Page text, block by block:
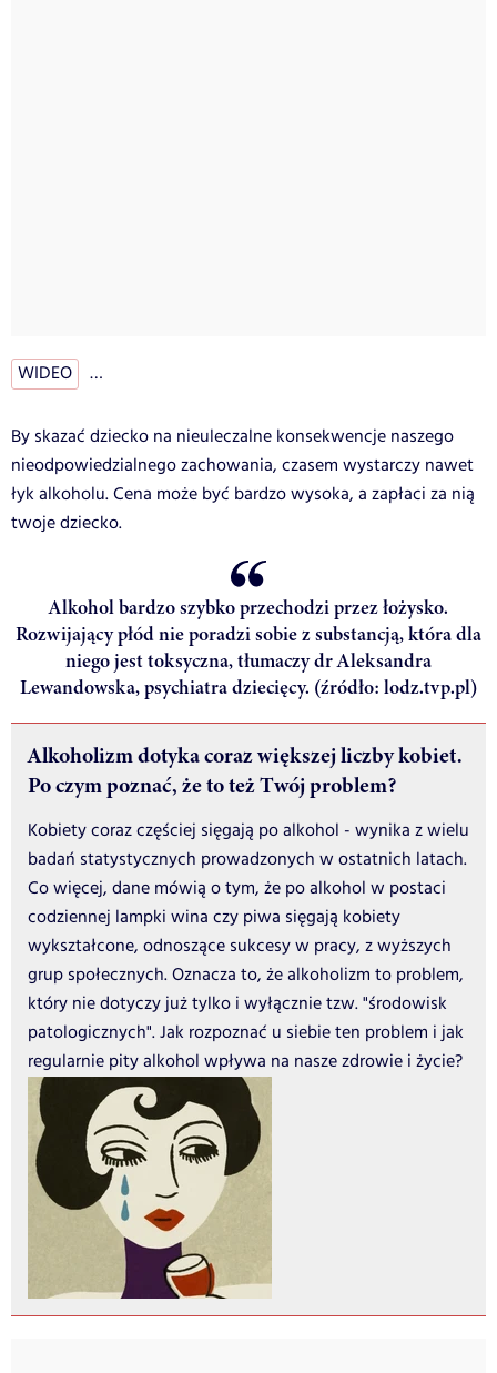
WIDEO …
By skazać dziecko na nieuleczalne konsekwencje naszego
nieodpowiedzialnego zachowania, czasem wystarczy nawet
łyk alkoholu. Cena może być bardzo wysoka, a zapłaci za nią
twoje dziecko.
Alkohol bardzo szybko przechodzi przez łożysko.
Rozwijający płód nie poradzi sobie z substancją, która dla
niego jest toksyczna, tłumaczy dr Aleksandra
Lewandowska, psychiatra dziecięcy. (źródło: lodz.tvp.pl)
Alkoholizm dotyka coraz większej liczby kobiet.
Po czym poznać, że to też Twój problem?
Kobiety coraz częściej sięgają po alkohol - wynika z wielu
badań statystycznych prowadzonych w ostatnich latach.
Co więcej, dane mówią o tym, że po alkohol w postaci
codziennej lampki wina czy piwa sięgają kobiety
wykształcone, odnoszące sukcesy w pracy, z wyższych
grup społecznych. Oznacza to, że alkoholizm to problem,
który nie dotyczy już tylko i wyłącznie tzw. "środowisk
patologicznych". Jak rozpoznać u siebie ten problem i jak
regularnie pity alkohol wpływa na nasze zdrowie i życie?